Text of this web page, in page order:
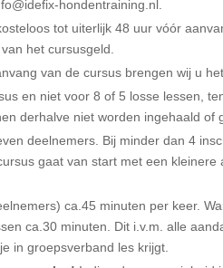
hondentraining.nl.
tot uiterlijk 48 uur vóór
het cursusgeld.
van de cursus brengen wij u
en niet voor 8 of 5 losse lessen,
derhalve niet worden ingehaald of
deelnemers. Bij minder dan 4
gaat van start met een
ca.45 minuten per keer.
ca.30 minuten. Dit i.v.m. alle
in groepsverband les krijgt.